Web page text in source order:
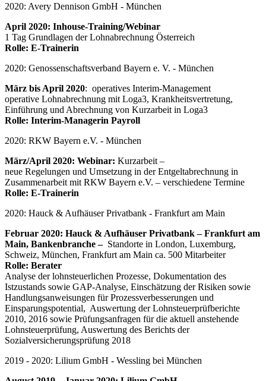
2020: Avery Dennison GmbH - München
April 2020: Inhouse-Training/Webinar
1 Tag Grundlagen der Lohnabrechnung Österreich
Rolle: E-Trainerin
2020: Genossenschaftsverband Bayern e. V. - München
März bis April 2020: operatives Interim-Management
operative Lohnabrechnung mit Loga3, Krankheitsvertretung,
Einführung und Abrechnung von Kurzarbeit in Loga3
Rolle: Interim-Managerin Payroll
2020: RKW Bayern e.V. - München
März/April 2020: Webinar: Kurzarbeit –
neue Regelungen und Umsetzung in der Entgeltabrechnung in
Zusammenarbeit mit RKW Bayern e.V. – verschiedene Termine
Rolle: E-Trainerin
2020: Hauck & Aufhäuser Privatbank - Frankfurt am Main
Februar 2020: Hauck & Aufhäuser Privatbank –Frankfurt am
Main, Bankenbranche – Standorte in London, Luxemburg,
Schweiz, München, Frankfurt am Main ca. 500 Mitarbeiter
Rolle: Berater
Analyse der lohnsteuerlichen Prozesse, Dokumentation des
Istzustands sowie GAP-Analyse, Einschätzung der Risiken sowie
Handlungsanweisungen für Prozessverbesserungen und
Einsparungspotential, Auswertung der Lohnsteuerprüfberichte
2010, 2016 sowie Prüfungsanfragen für die aktuell anstehende
Lohnsteuerprüfung, Auswertung des Berichts der
Sozialversicherungsprüfung 2018
2019 - 2020: Lilium GmbH - Wessling bei München